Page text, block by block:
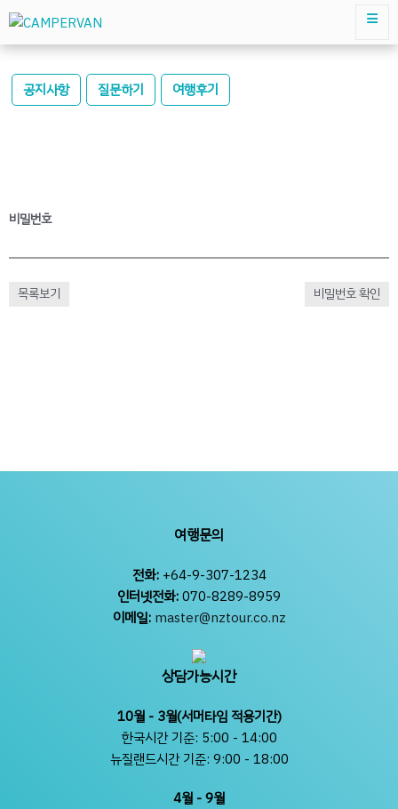
공지사항 질문하기 여행후기
비밀번호
목록보기 비밀번호 확인
여행문의
전화:+64-9-307-1234
인터넷전화:070-8289-8959
이메일: master@nztour.co.nz
상담가능시간
10월 - 3월(서머타임 적용기간)
한국시간 기준: 5:00 - 14:00
뉴질랜드시간 기준: 9:00 - 18:00
4월 - 9월